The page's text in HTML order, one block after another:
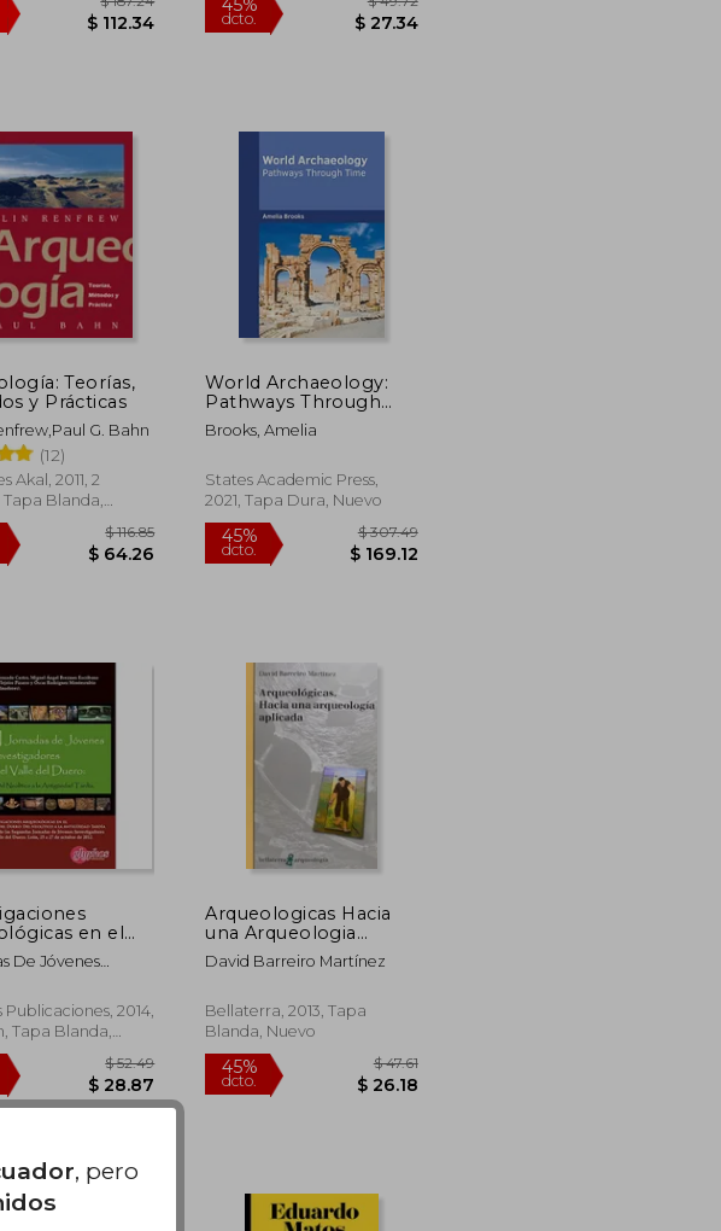
40%
dcto.
$ 187.24 45%
Teorías,
y Prácticas
G. Bahn
(12)
Akal, 2011, 2
Tapa Blanda,
45%
dcto.
$ 116.85
World Archaeology:
Pathways Through
Time (en Inglés)
Brooks, Amelia
States Academic Press,
2021, Tapa Dura, Nuevo
45%
dcto.
en el
Duero: Del
a la
las ii Jornadas
de Octubre de
(en
Español,
De Jóvenes
Publicaciones, 2014,
Tapa Blanda,
Arqueologicas Hacia
una Arqueologia
Aplicada
David Barreiro Martínez
Bellaterra, 2013, Tapa
Blanda, Nuevo
, pero